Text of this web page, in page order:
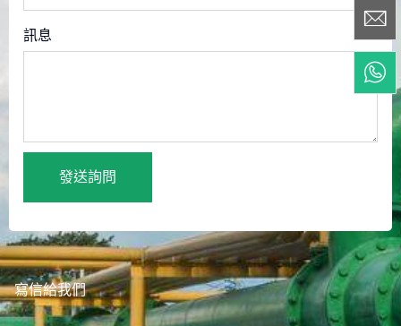
訊息
發送詢問
寫信給我們